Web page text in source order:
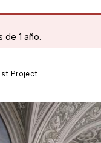
de 1 año.